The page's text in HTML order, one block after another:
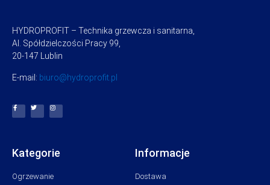
HYDROPROFIT – Technika grzewcza i sanitarna,
Al. Spółdzielczości Pracy 99,
20-147 Lublin
E-mail: biuro@hydroprofit.pl
Kategorie
Ogrzewanie
Informacje
Dostawa